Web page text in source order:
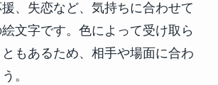
、失恋など、気持ちに合わせて
文字です。色によって受け取ら
もあるため、相手や場面に合わ
。